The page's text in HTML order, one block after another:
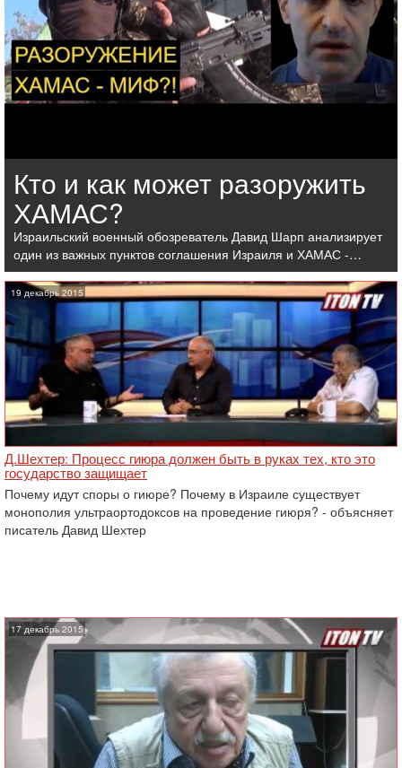
Кто и как может разоружить
ХАМАС?
Израильский военный обозреватель Давид Шарп анализирует
один из важных пунктов соглашения Израиля и ХАМАС -…
19 декабрь 2015
Д.Шехтер: Процесс гиюра должен быть в руках тех, кто это
государство защищает
Почему идут споры о гиюре? Почему в Израиле существует
монополия ультраортодоксов на проведение гиюря? - объясняет
писатель Давид Шехтер
17 декабрь 2015